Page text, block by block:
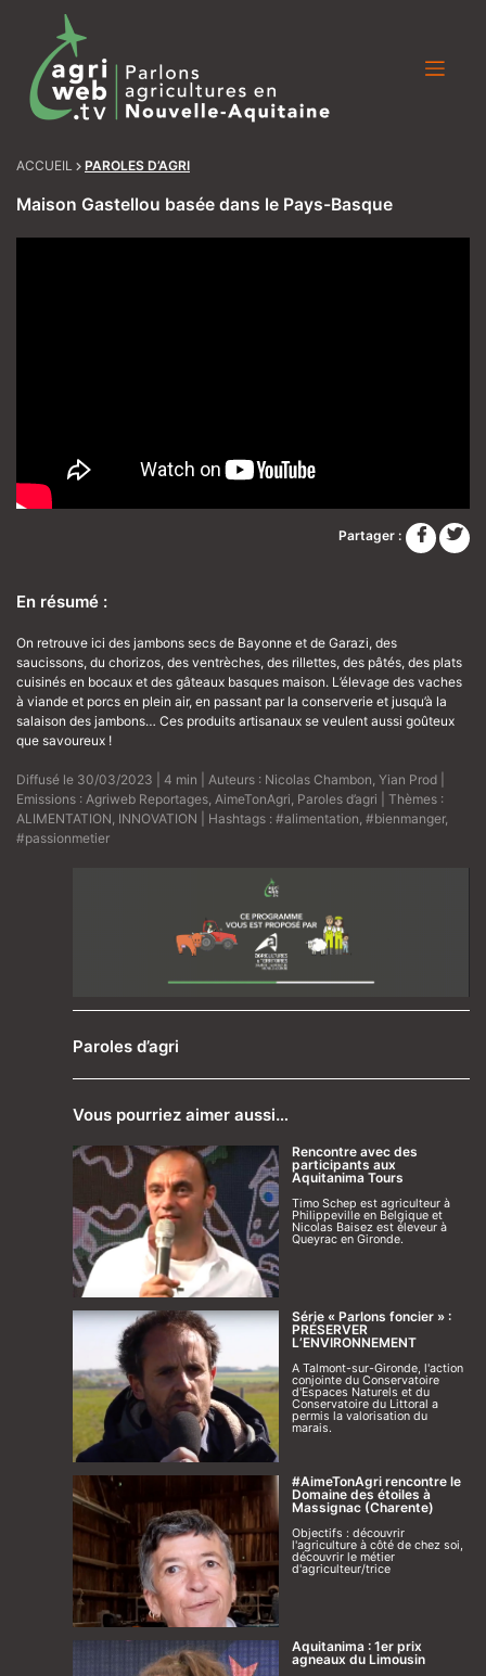
ACCUEIL PAROLES D’AGRI
Maison Gastellou basée dans le Pays-Basque
Partager :
En résumé :
On retrouve ici des jambons secs de Bayonne et de Garazi, des
saucissons, du chorizos, des ventrèches, des rillettes, des pâtés, des plats
cuisinés en bocaux et des gâteaux basques maison. L’élevage des vaches
à viande et porcs en plein air, en passant par la conserverie et jusqu’à la
salaison des jambons… Ces produits artisanaux se veulent aussi goûteux
que savoureux !
Diffusé le 30/03/2023 | 4 min | Auteurs : Nicolas Chambon Yian Prod
Emissions : Agriweb Reportages AimeTonAgri Paroles d’agri | Thèmes :
ALIMENTATION INNOVATION | Hashtags : #alimentation #bienmanger,
#passionmetier
Paroles d’agri
Vous pourriez aimer aussi…
Rencontre avec des
participants aux
Aquitanima Tours
Timo Schep est agriculteur à
Philippeville en Belgique et
Nicolas Baisez est éleveur à
Queyrac en Gironde.
Série « Parlons foncier » :
PRÉSERVER
L’ENVIRONNEMENT
A Talmont-sur-Gironde, l'action
conjointe du Conservatoire
d'Espaces Naturels et du
Conservatoire du Littoral a
permis la valorisation du
marais.
#AimeTonAgri rencontre le
Domaine des étoiles à
Massignac (Charente)
Objectifs : découvrir
l'agriculture à côté de chez soi,
découvrir le métier
d'agriculteur/trice
Aquitanima : 1er prix
agneaux du Limousin